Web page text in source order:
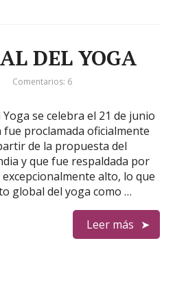
DEL YOGA
Comentarios: 6
se celebra el 21 de junio
fue proclamada oficialmente
de la propuesta del
y que fue respaldada por
alto, lo que
global del yoga como …
Leer más